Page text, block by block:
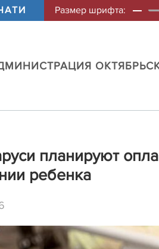
Размер шрифта:
планируют
ребенка